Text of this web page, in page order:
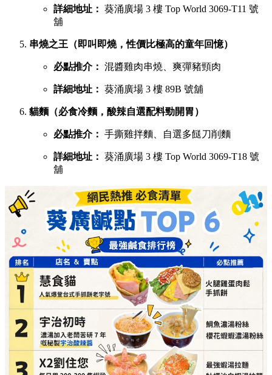
詳細地址： 葵涌廣場 3 樓 Top World 3069-T11 號
舖
串燒之王（即叫即燒，性價比極高的童年回憶）
必點推介： 混醬雞肉串燒、爽彈豬頸肉
詳細地址： 葵涌廣場 3 樓 89B 號舖
貓麵（必食冷麵，酸辣自選配料勁開胃）
必點推介： 手撕雞拌麵、自選多餸刀削麵
詳細地址： 葵涌廣場 3 樓 Top World 3069-T18 號
舖